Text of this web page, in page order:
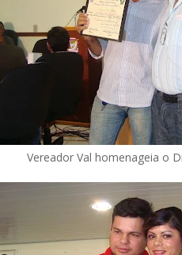
Vereador Val homenageia o